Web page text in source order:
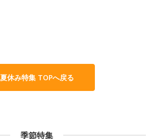
夏休み特集 TOPへ戻る
季節特集